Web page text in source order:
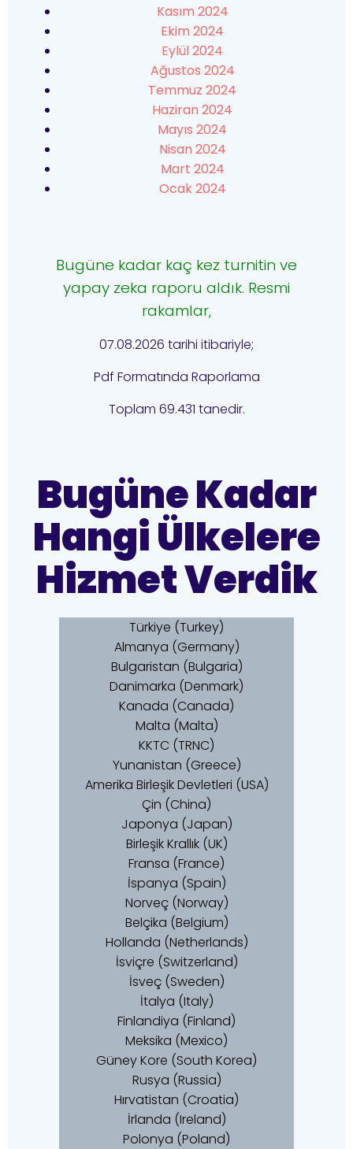
Kasım 2024
Ekim 2024
Eylül 2024
Ağustos 2024
Temmuz 2024
Haziran 2024
Mayıs 2024
Nisan 2024
Mart 2024
Ocak 2024
Bugüne kadar kaç kez turnitin ve
yapay zeka raporu aldık. Resmi
rakamlar,
07.08.2026 tarihi itibariyle;
Pdf Formatında Raporlama
Toplam 69.431 tanedir.
Bugüne Kadar
Hangi Ülkelere
Hizmet Verdik
Türkiye (Turkey)
Almanya (Germany)
Bulgaristan (Bulgaria)
Danimarka (Denmark)
Kanada (Canada)
Malta (Malta)
KKTC (TRNC)
Yunanistan (Greece)
Amerika Birleşik Devletleri (USA)
Çin (China)
Japonya (Japan)
Birleşik Krallık (UK)
Fransa (France)
İspanya (Spain)
Norveç (Norway)
Belçika (Belgium)
Hollanda (Netherlands)
İsviçre (Switzerland)
İsveç (Sweden)
İtalya (Italy)
Finlandiya (Finland)
Meksika (Mexico)
Güney Kore (South Korea)
Rusya (Russia)
Hırvatistan (Croatia)
İrlanda (Ireland)
Polonya (Poland)